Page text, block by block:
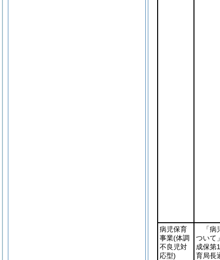
病児保育
事業(体調
不良児対
応型)
「
ついて
成保第
育局長